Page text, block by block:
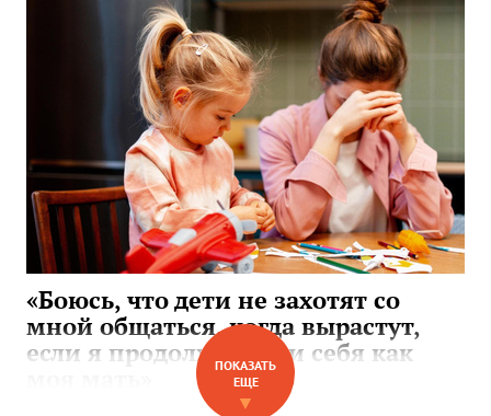
«Боюсь, что дети не захотят со
мной общаться, когда вырастут,
если я продолжу вести себя как
ПОКАЗАТЬ
ЕЩЕ
▼